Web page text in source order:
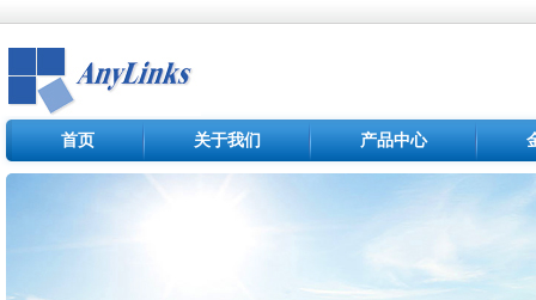
首页 关于我们 产品中心